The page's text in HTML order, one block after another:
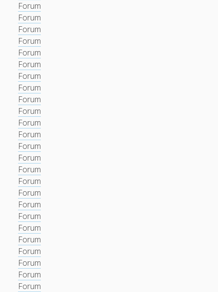
Forum
Forum
Forum
Forum
Forum
Forum
Forum
Forum
Forum
Forum
Forum
Forum
Forum
Forum
Forum
Forum
Forum
Forum
Forum
Forum
Forum
Forum
Forum
Forum
Forum